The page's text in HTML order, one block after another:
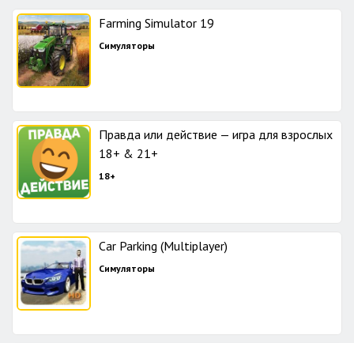
Farming Simulator 19
Симуляторы
Правда или действие — игра для взрослых
18+ & 21+
18+
Car Parking (Multiplayer)
Симуляторы